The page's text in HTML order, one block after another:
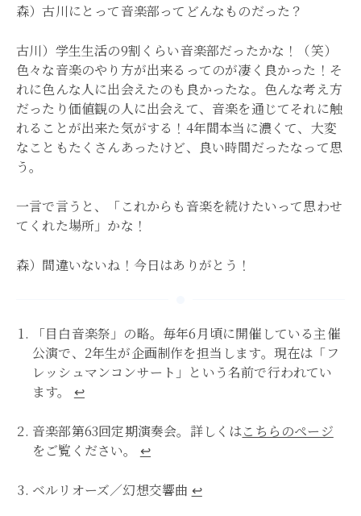
森）古川にとって音楽部ってどんなものだった？
古川）学生生活の9割くらい音楽部だったかな！（笑）
色々な音楽のやり方が出来るってのが凄く良かった！そ
れに色んな人に出会えたのも良かったな。色んな考え方
だったり価値観の人に出会えて、音楽を通じてそれに触
れることが出来た気がする！4年間本当に濃くて、大変
なこともたくさんあったけど、良い時間だったなって思
う。
一言で言うと、「これからも音楽を続けたいって思わせ
てくれた場所」かな！
森）間違いないね！今日はありがとう！
「目白音楽祭」の略。毎年6月頃に開催している主催
公演で、2年生が企画制作を担当します。現在は「フ
レッシュマンコンサート」という名前で行われてい
ます。 ↩︎
音楽部第63回定期演奏会。詳しくはこちらのページ
をご覧ください。 ↩︎
ベルリオーズ／幻想交響曲 ↩︎